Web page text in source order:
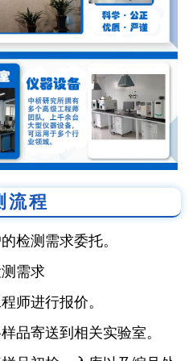
流程
检测需求委托。
需求
师进行报价。
品寄送到相关实验室。